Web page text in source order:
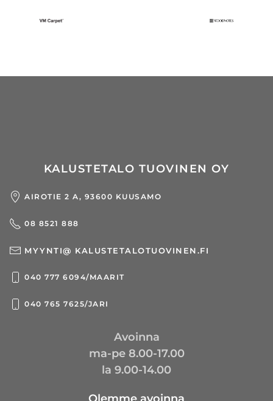
KALUSTETALO TUOVINEN OY
AIROTIE 2 A, 93600 KUUSAMO
08 8521 888
MYYNTI@ KALUSTETALOTUOVINEN.FI
040 777 6094/MAARIT
040 765 7625/JARI
Avoinna
ma-pe 8.00-17.00
la 9.00-14.00